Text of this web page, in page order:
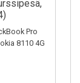
Pro
8110 4G